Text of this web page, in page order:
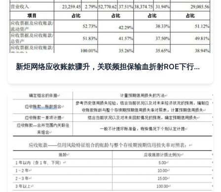
新炬网络应收账款骤升，关联频担保输血折射ROE下行压力